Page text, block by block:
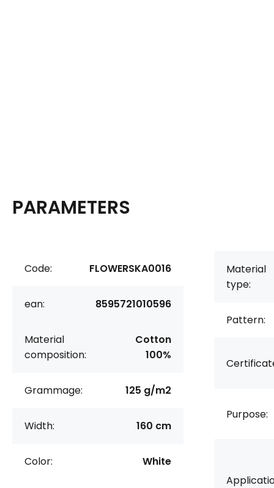
PARAMETERS
Code: FLOWERSKA0016
ean: 8595721010596
Material
composition:
Cotton
100%
Grammage: 125 g/m2
Width: 160 cm
Color: White
Material
type:
Pattern:
Purpose: